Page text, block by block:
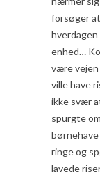
forsøger
enhed…
være vejen
ville have
ikke svær
spurgte
børnehave
ringe og
lavede